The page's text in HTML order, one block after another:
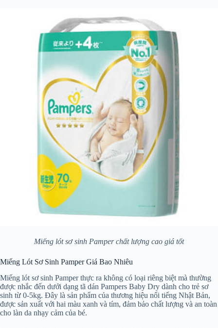
Miếng lót sơ sinh Pamper chất lượng cao giá tốt
Miếng Lót Sơ Sinh Pamper Giá Bao Nhiêu
Miếng lót sơ sinh Pamper thực ra không có loại riêng biệt mà thường
được nhắc đến dưới dạng tã dán Pampers Baby Dry dành cho trẻ sơ
sinh từ 0-5kg. Đây là sản phẩm của thương hiệu nổi tiếng Nhật Bản,
được sản xuất với hai màu xanh và tím, đảm bảo chất lượng và an toàn
cho làn da nhạy cảm của bé.